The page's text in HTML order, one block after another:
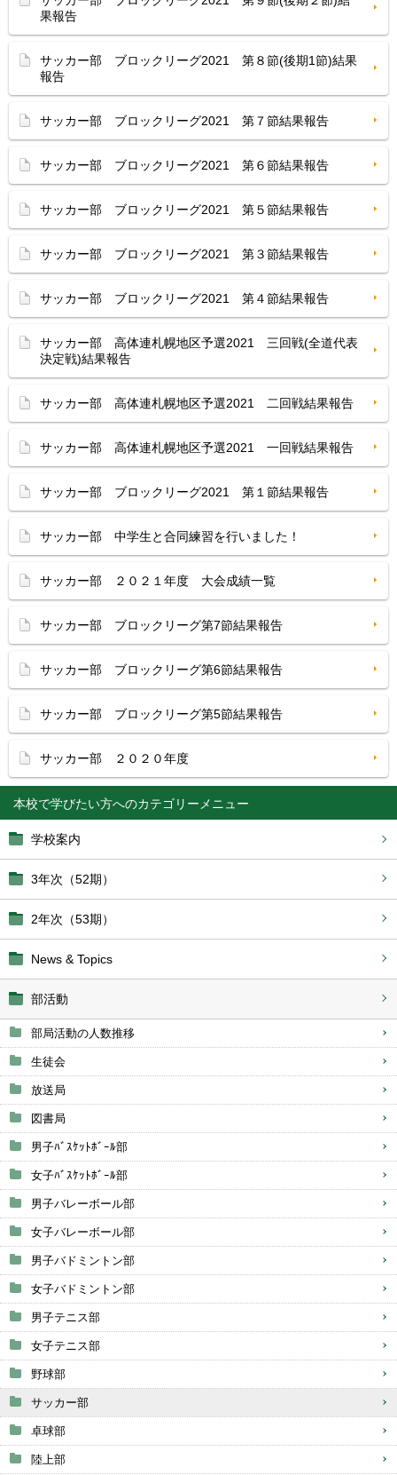
本校で学びたい方へ
学校案内
3年次（52期）
2年次（53期）
News & Topics
部活動
部局活動の人数推移
生徒会
放送局
図書局
男子ﾊﾞｽｹｯﾄﾎﾞｰﾙ部
女子ﾊﾞｽｹｯﾄﾎﾞｰﾙ部
男子バレーボール部
女子バレーボール部
男子バドミントン部
女子バドミントン部
男子テニス部
女子テニス部
野球部
サッカー部
卓球部
陸上部
果報告
サッカー部 ブロックリーグ2021 第８節(後期1節)結果
報告
サッカー部 ブロックリーグ2021 第７節結果報告
サッカー部 ブロックリーグ2021 第６節結果報告
サッカー部 ブロックリーグ2021 第５節結果報告
サッカー部 ブロックリーグ2021 第３節結果報告
サッカー部 ブロックリーグ2021 第４節結果報告
サッカー部 高体連札幌地区予選2021 三回戦(全道代表
決定戦)結果報告
サッカー部 高体連札幌地区予選2021 二回戦結果報告
サッカー部 高体連札幌地区予選2021 一回戦結果報告
サッカー部 ブロックリーグ2021 第１節結果報告
サッカー部 中学生と合同練習を行いました！
サッカー部 ２０２１年度 大会成績一覧
サッカー部 ブロックリーグ第7節結果報告
サッカー部 ブロックリーグ第6節結果報告
サッカー部 ブロックリーグ第5節結果報告
サッカー部 ２０２０年度